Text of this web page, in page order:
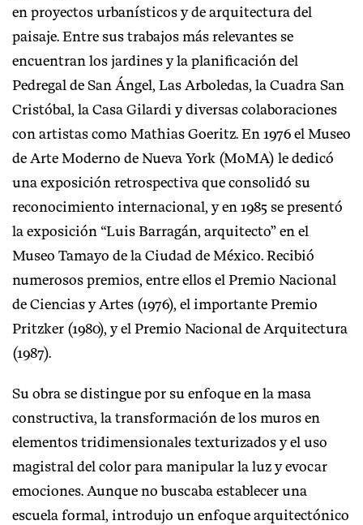
en proyectos urbanísticos y de arquitectura del
paisaje. Entre sus trabajos más relevantes se
encuentran los jardines y la planificación del
Pedregal de San Ángel, Las Arboledas, la Cuadra San
Cristóbal, la Casa Gilardi y diversas colaboraciones
con artistas como Mathias Goeritz. En 1976 el Museo
de Arte Moderno de Nueva York (MoMA) le dedicó
una exposición retrospectiva que consolidó su
reconocimiento internacional, y en 1985 se presentó
la exposición “Luis Barragán, arquitecto” en el
Museo Tamayo de la Ciudad de México. Recibió
numerosos premios, entre ellos el Premio Nacional
de Ciencias y Artes (1976), el importante Premio
Pritzker (1980), y el Premio Nacional de Arquitectura
(1987).
Su obra se distingue por su enfoque en la masa
constructiva, la transformación de los muros en
elementos tridimensionales texturizados y el uso
magistral del color para manipular la luz y evocar
emociones. Aunque no buscaba establecer una
escuela formal, introdujo un enfoque arquitectónico